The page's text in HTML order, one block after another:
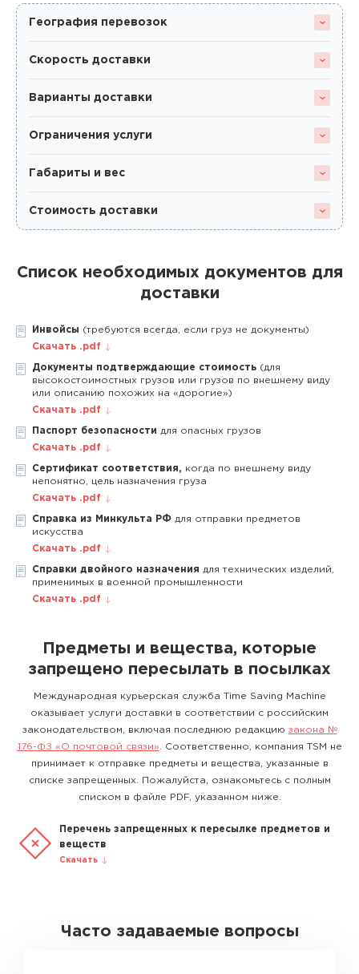
География перевозок
Скорость доставки
Варианты доставки
Ограничения услуги
Габариты и вес
Стоимость доставки
Список необходимых документов для
доставки
Инвойсы (требуются всегда, если груз не документы)
Скачать .pdf
Документы подтверждающие стоимость (для
высокостоимостных грузов или грузов по внешнему виду
или описанию похожих на «дорогие»)
Скачать .pdf
Паспорт безопасности для опасных грузов
Скачать .pdf
Сертификат соответствия, когда по внешнему виду
непонятно, цель назначения груза
Скачать .pdf
Справка из Минкульта РФ для отправки предметов
искусства
Скачать .pdf
Справки двойного назначения для технических изделий,
применимых в военной промышленности
Скачать .pdf
Предметы и вещества, которые
запрещено пересылать в посылках
Международная курьерская служба Time Saving Machine
оказывает услуги доставки в соответствии с российским
законодательством, включая последнюю редакцию закона №
176-ФЗ «О почтовой связи» . Соответственно, компания TSM не
принимает к отправке предметы и вещества, указанные в
списке запрещенных. Пожалуйста, ознакомьтесь с полным
списком в файле PDF, указанном ниже.
Перечень запрещенных к пересылке предметов и
веществ
Скачать
Часто задаваемые вопросы